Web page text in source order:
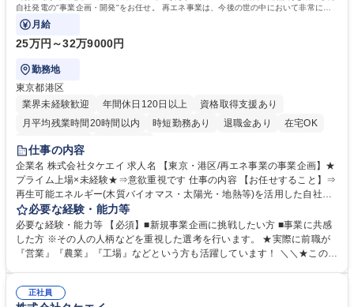
自社発電の"事業企画・開発"をお任せ。 再エネ事業は、今後の世の中において非常に社
会貢献性が高くやりがいがあります。
月給
25万円～32万9000円
勤務地
東京都港区
業界未経験歓迎
年間休日120日以上
資格取得支援あり
月平均残業時間20時間以内
時短勤務あり 退職金あり
在宅OK
完全週休2日制
仕事の内容
企業名 株式会社タケエイ 求人名 【東京・港区/再エネ事業の事業企画】★
プライム上場×未経験★⇒意欲重視です 仕事の内容 【お任せすること】⇒
再生可能エネルギー(木質バイオマス・太陽光・地熱等)を活用した自社発
電の"事業企画・開発"をお任せ。 再エネ事業は、今後の世の中において非
常に社会貢献性が高くやりがいがあります。 ★新規事業に挑戦したい意欲
があれば未経験でもぜひご応募ください★ 【具体的には】⇒■行政・自治
体とのやり取りや許認可取得 ■再エネ事業の新規企画(例:建築で発生する
合⇒『太陽光パネルの設計会社』や許認可のやり取りをする『自治体』
必要な経験・能力等
必要な経験・能力等 【必須】■新規事業企画に挑戦したい方 ■事業に共感
した方 ※その人の人柄などを重視した選考を行います。 ★実際に前職が
『営業』『農業』『工場』などという方も活躍しています！ ＼＼★このポ
りと構築する、起業したかのようなワクワク感と脱炭素を掲げる世の中
正社員